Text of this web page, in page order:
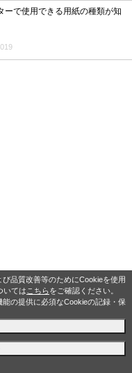
品質改善等のためにCookieを使用
いては こちらをご確認ください。
能の提供に必須なCookieの記録・保
ーで使用できる用紙の種類が知